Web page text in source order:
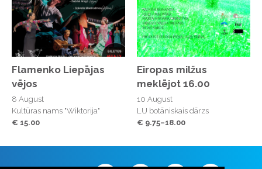
Flamenko Liepājas
vējos
8 August
Kultūras nams "Wiktorija"
€ 15.00
Eiropas milžus
meklējot 16.00
10 August
LU botāniskais dārzs
€ 9.75–18.00